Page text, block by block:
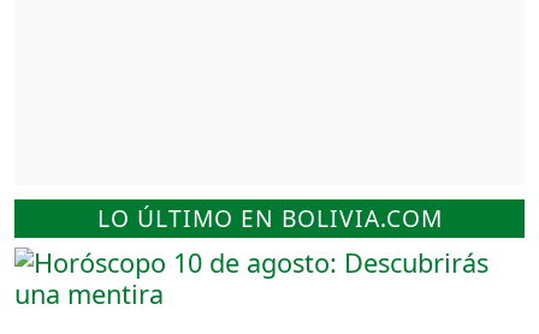
LO ÚLTIMO EN BOLIVIA.COM